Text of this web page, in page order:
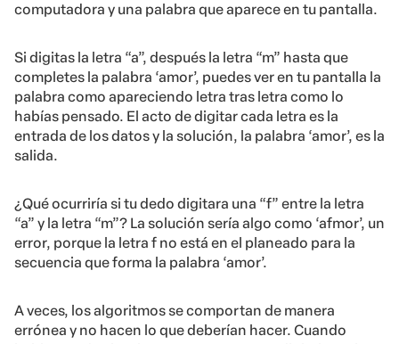
computadora y una palabra que aparece en tu pantalla.
Si digitas la letra “a”, después la letra “m” hasta que
completes la palabra ‘amor’, puedes ver en tu pantalla la
palabra como apareciendo letra tras letra como lo
habías pensado. El acto de digitar cada letra es la
entrada de los datos y la solución, la palabra ‘amor’, es la
salida.
¿Qué ocurriría si tu dedo digitara una “f” entre la letra
“a” y la letra “m”? La solución sería algo como ‘afmor’, un
error, porque la letra f no está en el planeado para la
secuencia que forma la palabra ‘amor’.
A veces, los algoritmos se comportan de manera
errónea y no hacen lo que deberían hacer. Cuando